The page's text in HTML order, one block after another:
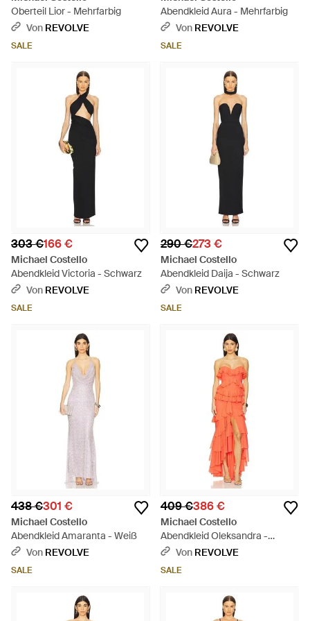
Oberteil Lior - Mehrfarbig
Von REVOLVE
SALE
Abendkleid Aura - Mehrfarbig
Von REVOLVE
SALE
303 €166 €
Michael Costello
Abendkleid Victoria - Schwarz
Von REVOLVE
SALE
290 €273 €
Michael Costello
Abendkleid Daija - Schwarz
Von REVOLVE
SALE
438 €301 €
Michael Costello
Abendkleid Amaranta - Weiß
Von REVOLVE
SALE
409 €386 €
Michael Costello
Abendkleid Oleksandra -
Orange
Von REVOLVE
SALE